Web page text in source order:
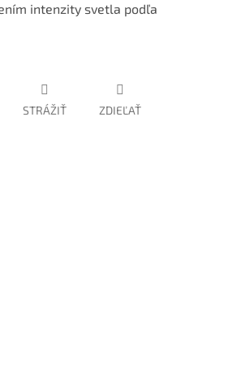
intenzity svetla podľa
STRÁŽIŤ ZDIEĽAŤ